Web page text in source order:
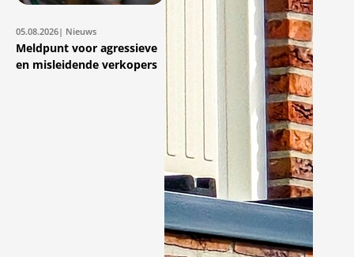
05.08.2026| Nieuws
Meldpunt voor agressieve
en misleidende verkopers